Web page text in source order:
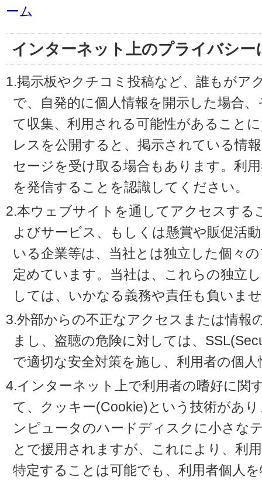
ーム
インターネット上のプライバシー
1.掲示板やクチコミ投稿など、誰もがア
で、自発的に個人情報を開示した場合
て収集、利用される可能性があること
レスを公開すると、掲示されている情
セージを受け取る場合もあります。利
を発信することを認識してください。
2.本ウェブサイトを通してアクセスする
よびサービス、もしくは懸賞や販促活
いる企業等は、当社とは独立した個々
定めています。当社は、これらの独立
しては、いかなる義務や責任も負いま
3.外部からの不正なアクセスまたは情報
まし、盗聴の危険に対しては、
で適切な安全対策を施し、利用者の個
4.インターネット上で利用者の嗜好に関
て、クッキー(Cookie)という技術があ
ンピュータのハードディスクに小さな
とで援用されますが、これにより、利
特定することは可能でも、利用者個人